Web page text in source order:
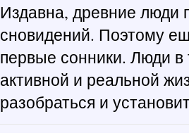
Издавна, древние люди
сновидений. Поэтому
первые сонники. Люди в
активной и реальной
разобраться и